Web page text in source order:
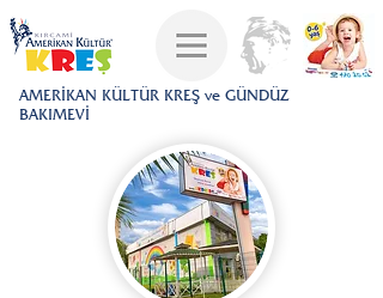
AMERİKAN KÜLTÜR KREŞ ve GÜNDÜZ
BAKIMEVİ